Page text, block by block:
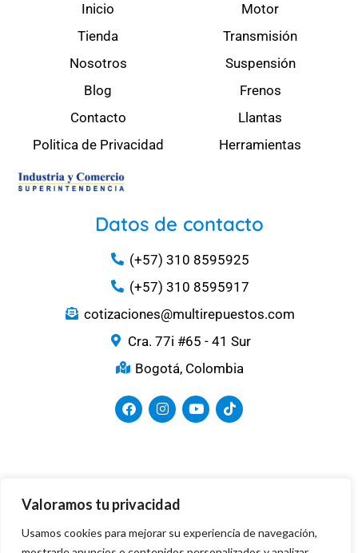
Valoramos tu privacidad
Usamos cookies para mejorar su experiencia de navegación,
Inicio
Tienda
Nosotros
Blog
Contacto
Politica de Privacidad
Motor
Transmisión
Suspensión
Frenos
Llantas
Herramientas
Datos de contacto
(+57) 310 8595925
(+57) 310 8595917
cotizaciones@multirepuestos.com
Cra. 77i #65 - 41 Sur
Bogotá, Colombia